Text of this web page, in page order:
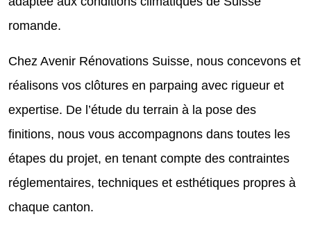
romande.
Chez Avenir Rénovations Suisse, nous concevons et
réalisons vos clôtures en parpaing avec rigueur et
expertise. De l’étude du terrain à la pose des
finitions, nous vous accompagnons dans toutes les
étapes du projet, en tenant compte des contraintes
réglementaires, techniques et esthétiques propres à
chaque canton.